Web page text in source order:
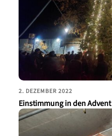
2. DEZEMBER 2022
Einstimmung in den Advent